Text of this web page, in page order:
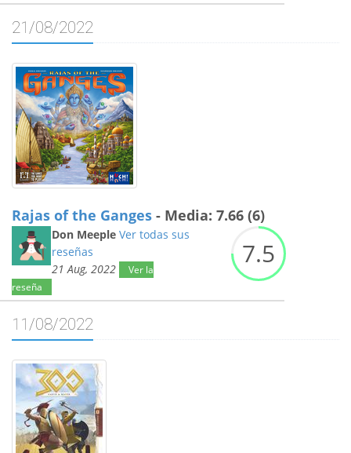
21/08/2022
Rajas of the Ganges - Media: 7.66 (6)
Don Meeple Ver todas sus
reseñas
21 Aug, 2022
Ver la
reseña
7.5
11/08/2022